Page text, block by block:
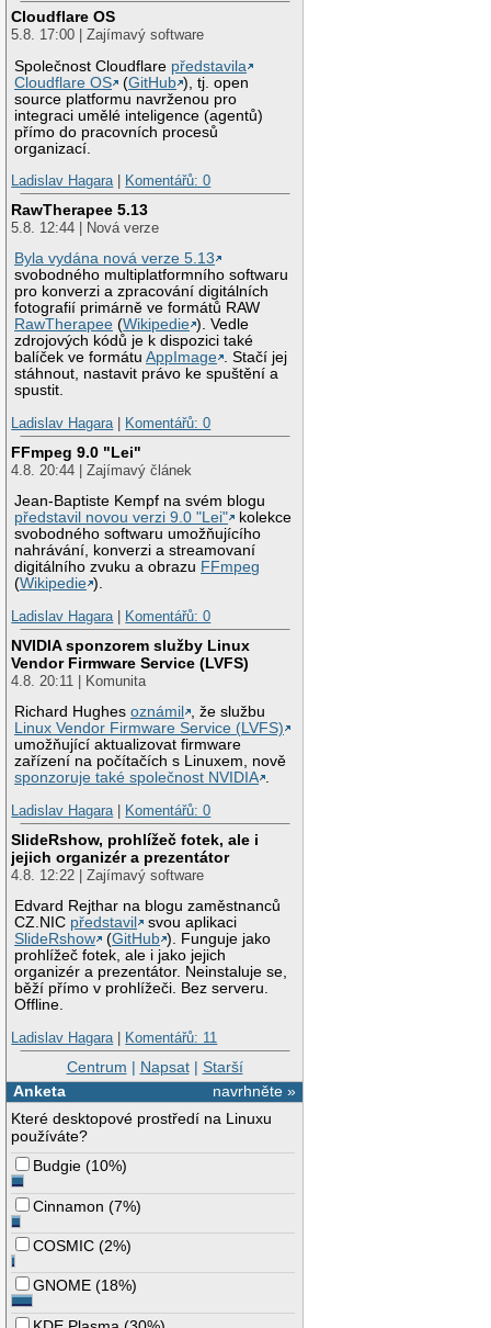
Cloudflare OS
5.8. 17:00 | Zajímavý software
Společnost Cloudflare představila
Cloudflare OS
(GitHub ), tj. open
source platformu navrženou pro
integraci umělé inteligence (agentů)
přímo do pracovních procesů
organizací.
Ladislav Hagara| Komentářů: 0
RawTherapee 5.13
5.8. 12:44 | Nová verze
Byla vydána nová verze 5.13
svobodného multiplatformního softwaru
pro konverzi a zpracování digitálních
fotografií primárně ve formátů RAW
RawTherapee (Wikipedie ). Vedle
zdrojových kódů je k dispozici také
balíček ve formátuAppImage . Stačí jej
stáhnout, nastavit právo ke spuštění a
spustit.
Ladislav Hagara| Komentářů: 0
FFmpeg 9.0 "Lei"
4.8. 20:44 | Zajímavý článek
Jean-Baptiste Kempf na svém blogu
představil novou verzi 9.0 "Lei"
kolekce
svobodného softwaru umožňujícího
nahrávání, konverzi a streamovaní
digitálního zvuku a obrazu FFmpeg
(Wikipedie ).
Ladislav Hagara| Komentářů: 0
NVIDIA sponzorem služby Linux
Vendor Firmware Service (LVFS)
4.8. 20:11 | Komunita
Richard Hughesoznámil
, že službu
Linux Vendor Firmware Service (LVFS)
umožňující aktualizovat firmware
zařízení na počítačích s Linuxem, nově
sponzoruje také společnost NVIDIA .
Ladislav Hagara| Komentářů: 0
SlideRshow, prohlížeč fotek, ale i
jejich organizér a prezentátor
4.8. 12:22 | Zajímavý software
Edvard Rejthar na blogu zaměstnanců
CZ.NIC představil
svou aplikaci
SlideRshow
(GitHub ). Funguje jako
prohlížeč fotek, ale i jako jejich
organizér a prezentátor. Neinstaluje se,
běží přímo v prohlížeči. Bez serveru.
Offline.
Ladislav Hagara| Komentářů: 11
Centrum | Napsat| Starší
navrhněte »
Anketa
Které desktopové prostředí na Linuxu
používáte?
Budgie (10%)
Cinnamon (7%)
COSMIC (2%)
GNOME (18%)